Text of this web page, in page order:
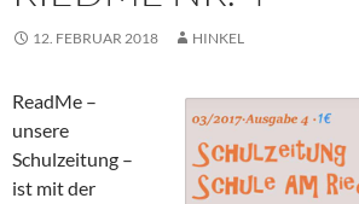
12. FEBRUAR 2018 HINKEL
ReadMe –
unsere
Schulzeitung –
ist mit der